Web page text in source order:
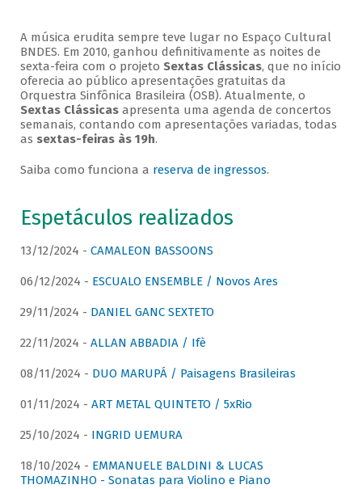
A música erudita sempre teve lugar no Espaço Cultural
BNDES. Em 2010, ganhou definitivamente as noites de
sexta-feira com o projeto Sextas Clássicas, que no início
oferecia ao público apresentações gratuitas da
Orquestra Sinfônica Brasileira (OSB). Atualmente, o
Sextas Clássicasapresenta uma agenda de concertos
semanais, contando com apresentações variadas, todas
as sextas-feiras às 19h.
Saiba como funciona a reserva de ingressos.
Espetáculos realizados
13/12/2024 - CAMALEON BASSOONS
06/12/2024 - ESCUALO ENSEMBLE / Novos Ares
29/11/2024 - DANIEL GANC SEXTETO
22/11/2024 - ALLAN ABBADIA / Ifè
08/11/2024 - DUO MARUPÁ / Paisagens Brasileiras
01/11/2024 - ART METAL QUINTETO / 5xRio
25/10/2024 - INGRID UEMURA
18/10/2024 - EMMANUELE BALDINI & LUCAS
THOMAZINHO - Sonatas para Violino e Piano